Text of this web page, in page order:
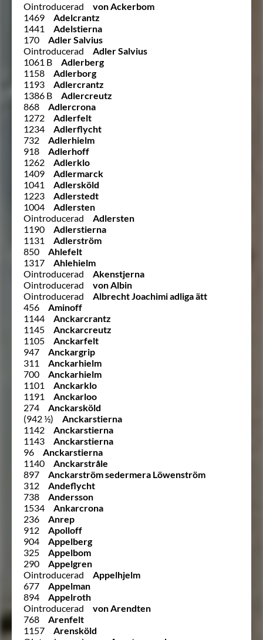
Ointroducerad
von Ackerbom
1469
Adelcrantz
1441
Adelstierna
170
Adler Salvius
Ointroducerad
Adler Salvius
1061 B
Adlerberg
1158
Adlerborg
1193
Adlercrantz
1386 B
Adlercreutz
868
Adlercrona
1272
Adlerfelt
1234
Adlerflycht
732
Adlerhielm
918
Adlerhoff
1262
Adlerklo
1409
Adlermarck
1041
Adlersköld
1223
Adlerstedt
1004
Adlersten
Ointroducerad
Adlersten
1190
Adlerstierna
1131
Adlerström
850
Ahlefelt
1317
Ahlehielm
Ointroducerad
Akenstjerna
Ointroducerad
von Albin
Ointroducerad
Albrecht Joachimi adliga ätt
456
Aminoff
1144
Anckarcrantz
1145
Anckarcreutz
1105
Anckarfelt
947
Anckargrip
311
Anckarhielm
700
Anckarhielm
1101
Anckarklo
1191
Anckarloo
274
Anckarsköld
(942 ½)
Anckarstierna
1142
Anckarstierna
1143
Anckarstierna
96
Anckarstierna
1140
Anckarstråle
897
Anckarström sedermera Löwenström
312
Andeflycht
738
Andersson
1534
Ankarcrona
236
Anrep
912
Apolloff
904
Appelberg
325
Appelbom
290
Appelgren
Ointroducerad
Appelhjelm
677
Appelman
894
Appelroth
Ointroducerad
von Arendten
768
Arenfelt
1157
Arensköld